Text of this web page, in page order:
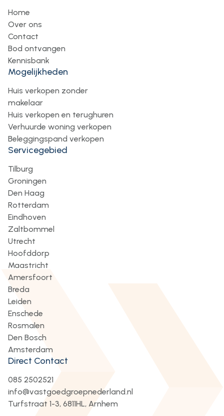
Home
Over ons
Contact
Bod ontvangen
Kennisbank
Mogelijkheden
Huis verkopen zonder
makelaar
Huis verkopen en terughuren
Verhuurde woning verkopen
Beleggingspand verkopen
Servicegebied
Tilburg
Groningen
Den Haag
Rotterdam
Eindhoven
Zaltbommel
Utrecht
Hoofddorp
Maastricht
Amersfoort
Breda
Leiden
Enschede
Rosmalen
Den Bosch
Amsterdam
Direct Contact
085 2502521
info@vastgoedgroepnederland.nl
Turfstraat 1-3, 6811HL, Arnhem